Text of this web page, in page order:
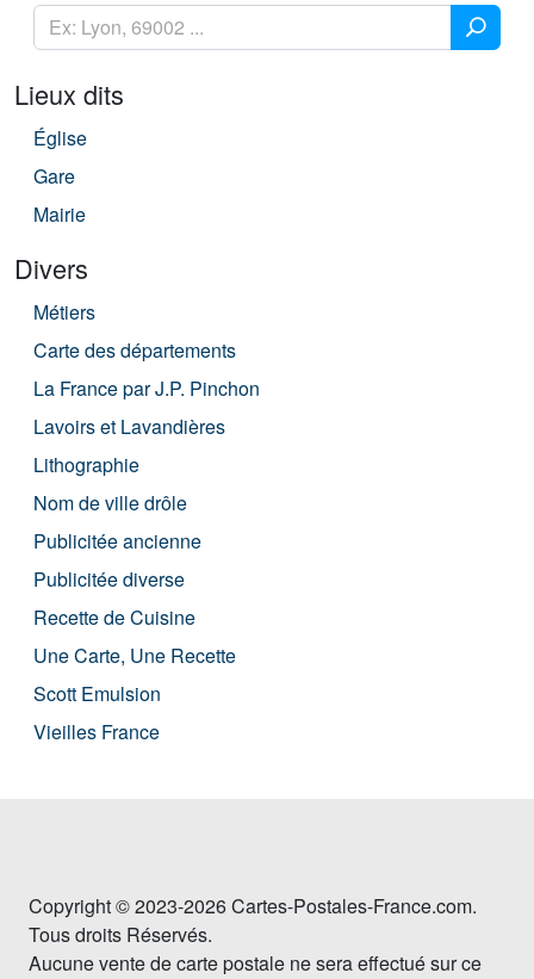
Lieux dits
Église
Gare
Mairie
Divers
Métiers
Carte des départements
La France par J.P. Pinchon
Lavoirs et Lavandières
Lithographie
Nom de ville drôle
Publicitée ancienne
Publicitée diverse
Recette de Cuisine
Une Carte, Une Recette
Scott Emulsion
Vieilles France
Copyright © 2023-2026 Cartes-Postales-France.com.
Tous droits Réservés.
Aucune vente de carte postale ne sera effectué sur ce